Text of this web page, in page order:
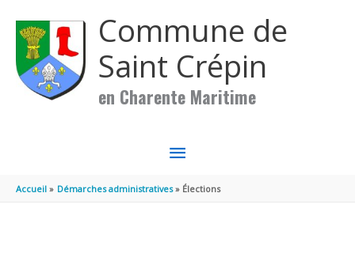
Commune de
Saint Crépin
en Charente Maritime
MENU
PRINCIPAL
Accueil Démarches administratives Élections